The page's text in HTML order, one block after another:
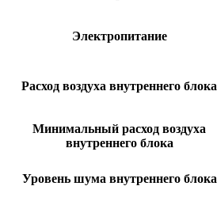
Электропитание
Расход воздуха внутреннего блока
Минимальный расход воздуха
внутреннего блока
Уровень шума внутреннего блока